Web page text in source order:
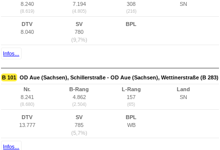
8.240
(8.619)
7.194
(4.805)
308
(216)
SN
DTV
8.040
SV
780
(9,7%)
BPL
Infos...
B 101 OD Aue (Sachsen), Schillerstraße - OD Aue (Sachsen), Wettinerstraße (B 283)
Nr.
8.241
(8.680)
B-Rang
4.862
(2.504)
L-Rang
157
(65)
Land
SN
DTV
13.777
SV
785
(5,7%)
BPL
WB
Infos...